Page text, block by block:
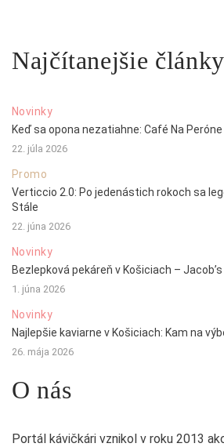
Najčítanejšie články
Novinky
Keď sa opona nezatiahne: Café Na
22. júla 2026
Promo
Verticcio 2.0: Po jedenástich rokoch sa
Stále
22. júna 2026
Novinky
Bezlepková pekáreň v Košiciach –
1. júna 2026
Novinky
Najlepšie kaviarne v Košiciach: Kam na
26. mája 2026
O nás
Portál kávičkári vznikol v roku 2013